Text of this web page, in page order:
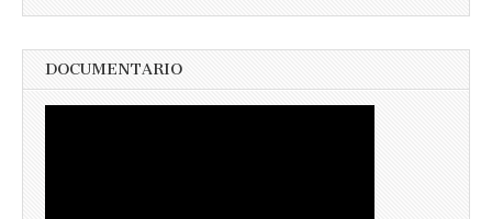
DOCUMENTARIO